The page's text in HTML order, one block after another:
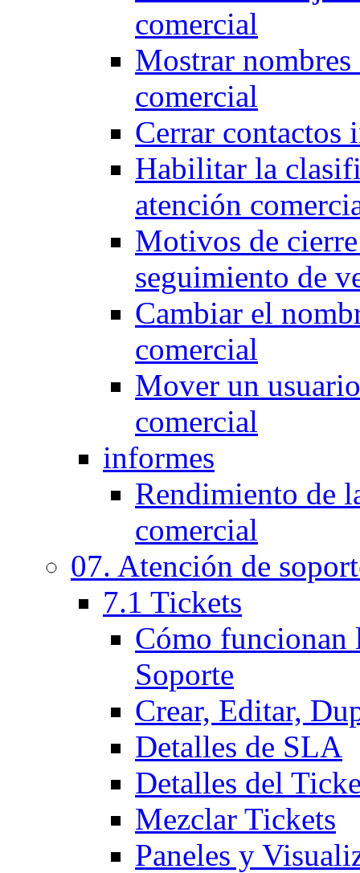
comercial
Mostrar nombres
comercial
Cerrar contactos
Habilitar la
atención
Motivos de
seguimiento de
Cambiar el
comercial
Mover un
comercial
informes
Rendimiento de
comercial
07. Atención de
7.1 Tickets
Cómo funcionan
Soporte
Crear, Editar,
Detalles de SLA
Detalles del
Mezclar Tickets
Paneles y